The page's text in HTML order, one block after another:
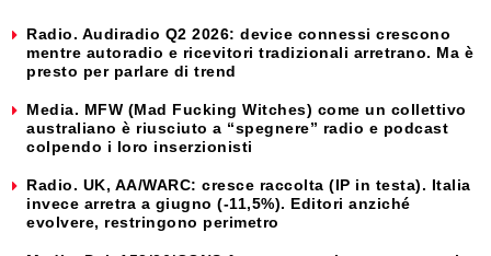
Radio. Audiradio Q2 2026: device connessi crescono
mentre autoradio e ricevitori tradizionali arretrano. Ma è
presto per parlare di trend
Media. MFW (Mad Fucking Witches) come un collettivo
australiano è riusciuto a “spegnere” radio e podcast
colpendo i loro inserzionisti
Radio. UK, AA/WARC: cresce raccolta (IP in testa). Italia
invece arretra a giugno (-11,5%). Editori anziché
evolvere, restringono perimetro